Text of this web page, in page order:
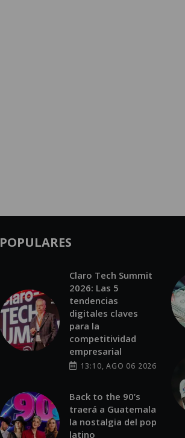
POPULARES
Claro Tech Summit
2026: Las 5
tendencias
digitales claves
para la
competitividad
empresarial
13:10, AGO 06 2026
Back to the 90’s
traerá a Guatemala
la nostalgia del pop
latino